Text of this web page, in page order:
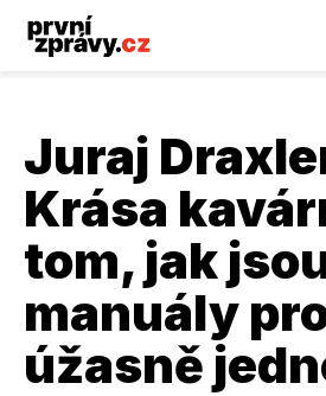
Juraj
Krása
tom, jak
manuály
úžasně